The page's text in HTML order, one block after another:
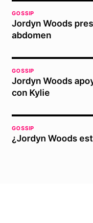
GOSSIP
Jordyn Woods
abdomen
GOSSIP
Jordyn Woods
con Kylie
GOSSIP
¿Jordyn Woods